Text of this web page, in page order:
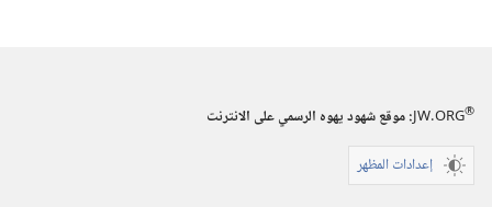
JW.ORG®
:‏ موقع شهود يهوه الرسمي على الانترنت
إعدادات المظهر